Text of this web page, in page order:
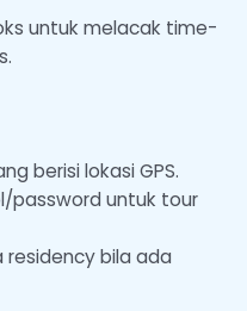
untuk melacak time-
berisi lokasi GPS.
password untuk tour
bila ada